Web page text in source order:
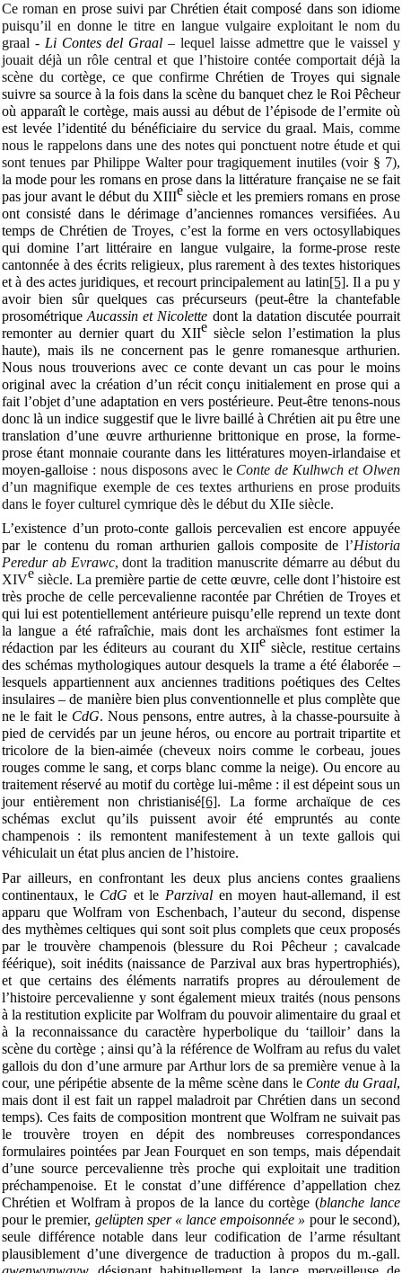
Ce romanen prose suivi par Chrétien était composé dans son idiome
puisqu’il en donne le titre en langue vulgaire exploitant le nom du
graal - Li Contes del Graal – lequel laisse admettre que le vaissel y
jouait déjà un rôle central et que l’histoire contée comportait déjà la
scène du cortège, ce que confirmeChrétien de Troyes qui signale
suivre sa source à la fois dans la scène du banquet chez le Roi Pêcheur
où apparaît le cortège, mais aussi au début de l’épisode de l’ermite où
est levée l’identité du bénéficiaire du service du graal. Mais, comme
nous le rappelons dans une des notes qui ponctuent notre étude et qui
sont tenues par Philippe Walter pour tragiquement inutiles (voir § 7),
la mode pour les romans en prose dans la littérature française ne se fait
pas jour avant le début du XIIIesiècle et les premiers romans en prose
ont consisté dans le dérimage d’anciennes romances versifiées. Au
temps de Chrétien de Troyes, c’est la forme en vers octosyllabiques
qui domine l’art littéraire en langue vulgaire, la forme-prose reste
cantonnée à des écrits religieux, plus rarement à des textes historiques
et à des actes juridiques, et recourt principalement au latin[5]. Il a pu y
avoir bien sûr quelques cas précurseurs (peut-être la chantefable
prosométriqueAucassin et Nicolette dont la datation discutée pourrait
remonter au dernier quart du XIIe siècle selon l’estimation la plus
haute), mais ils ne concernent pas le genre romanesque arthurien.
Nous nous trouverions avec ce conte devant un cas pour le moins
original avec la création d’un récit conçu initialement en prose qui a
fait l’objet d’une adaptation en vers postérieure. Peut-être tenons-nous
donc là un indice suggestif que le livre baillé à Chrétien ait pu être une
translation d’une œuvre arthurienne brittonique en prose, la forme-
prose étant monnaie courante dans les littératures moyen-irlandaise et
moyen-galloise : nous disposons avec le Conte de Kulhwch et Olwen
d’un magnifique exemple de ces textes arthuriens en prose produits
dans le foyer culturel cymrique dès le début du XIIe siècle.
L’existence d’un proto-conte gallois percevalien est encore appuyée
par le contenu du roman arthurien gallois composite de l’Historia
Peredur ab Evrawc, dont la tradition manuscrite démarre au début du
XIVe siècle. La première partie de cette œuvre, celle dont l’histoire est
très proche de celle percevalienne racontée par Chrétien de Troyes et
qui lui est potentiellement antérieure puisqu’elle reprend un texte dont
la langue a été rafraîchie, mais dont les archaïsmes font estimer la
rédaction par les éditeurs au courant du XIIesiècle, restitue certains
des schémas mythologiques autour desquels la trame a été élaborée –
lesquels appartiennent aux anciennes traditions poétiques des Celtes
insulaires – de manière bien plus conventionnelle et plus complète que
ne le fait le CdG. Nous pensons, entre autres, à la chasse-poursuite à
pied de cervidés par un jeune héros, ou encore au portrait tripartite et
tricolore de la bien-aimée (cheveux noirs comme le corbeau, joues
rouges comme le sang, et corps blanc comme la neige). Ou encore au
traitement réservé au motif du cortège lui-même : il est dépeint sous un
jour entièrement non christianisé[6]. La forme archaïque de ces
schémas exclut qu’ils puissent avoir été empruntés au conte
champenois : ils remontent manifestement à un texte gallois qui
véhiculait un état plus ancien de l’histoire.
Par ailleurs, en confrontant les deux plus anciens contes graaliens
continentaux, le CdG et le Parzival en moyen haut-allemand, il est
apparu que Wolfram von Eschenbach, l’auteur du second, dispense
des mythèmes celtiques qui sont soit plus complets que ceux proposés
par le trouvère champenois (blessure du Roi Pêcheur ; cavalcade
féérique), soit inédits (naissance de Parzival aux bras hypertrophiés),
et que certains des éléments narratifs propres au déroulement de
l’histoire percevalienne y sont également mieux traités (nous pensons
à la restitution explicite par Wolfram du pouvoir alimentaire du graal et
à la reconnaissance du caractère hyperbolique du ‘tailloir’ dans la
scène du cortège ; ainsi qu’à la référence de Wolfram au refus du valet
gallois du don d’une armure par Arthur lors de sa première venue à la
cour, une péripétie absente de la même scène dans le Conte du Graal,
mais dont il est fait un rappel maladroit par Chrétien dans un second
temps). Ces faits de composition montrent que Wolfram ne suivait pas
le trouvère troyen en dépit des nombreuses correspondances
formulaires pointées par Jean Fourquet en son temps, mais dépendait
d’une source percevalienne très proche qui exploitait une tradition
préchampenoise. Et le constat d’une différence d’appellation chez
Chrétien et Wolfram à propos de la lance du cortège (blanche lance
pour le premier, gelüpten sper « lance empoisonnée » pour le second),
seule différence notable dans leur codification de l’arme résultant
plausiblement d’une divergence de traduction à propos du m.-gall.